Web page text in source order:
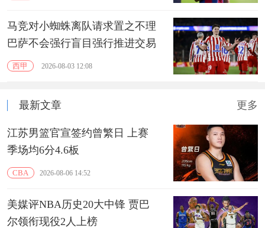
马竞对小蜘蛛离队请求置之不理
巴萨不会强行盲目强行推进交易
西甲 2026-08-03 12:08
最新文章 更多
江苏男篮官宣签约曾繁日 上赛
季场均6分4.6板
CBA 2026-08-06 14:52
美媒评NBA历史20大中锋 贾巴
尔领衔现役2人上榜